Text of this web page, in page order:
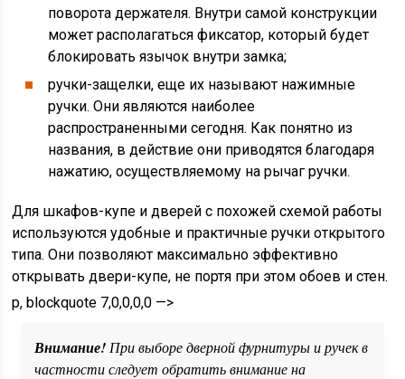
поворота держателя. Внутри самой конструкции
может располагаться фиксатор, который будет
блокировать язычок внутри замка;
ручки-защелки, еще их называют нажимные
ручки. Они являются наиболее
распространенными сегодня. Как понятно из
названия, в действие они приводятся благодаря
нажатию, осуществляемому на рычаг ручки.
Для шкафов-купе и дверей с похожей схемой работы
используются удобные и практичные ручки открытого
типа. Они позволяют максимально эффективно
открывать двери-купе, не портя при этом обоев и стен.
p, blockquote 7,0,0,0,0 —>
Внимание! При выборе дверной фурнитуры и ручек в
частности следует обратить внимание на